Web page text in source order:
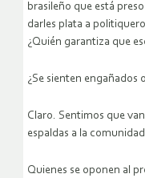
brasileño que está
darles plata a
¿Quién garantiza que
¿Se sienten engañados
Claro. Sentimos que
espaldas a la
Quienes se oponen al